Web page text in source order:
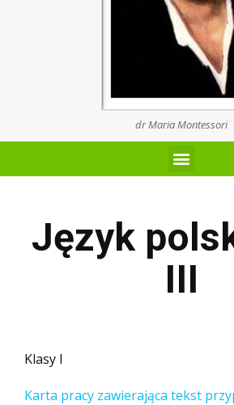
dr Maria Montessori
Język
III
Klasy I
Karta pracy zawierająca tekst